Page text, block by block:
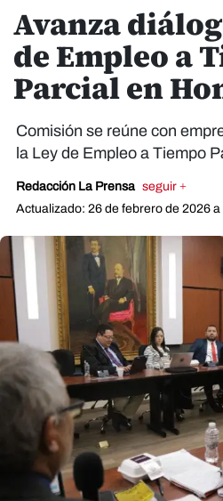
Avanza
de Empleo a
Parcial en
Comisión se reúne con
la Ley de Empleo a Tiempo
Redacción La Prensa seguir +
Actualizado: 26 de febrero de 2026 a